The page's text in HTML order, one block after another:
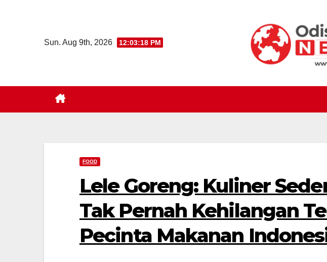
Sun. Aug 9th, 2026 12:03:19 PM
FOOD
Lele Goreng: Kuliner
Tak Pernah Kehilangan
Pecinta Makanan